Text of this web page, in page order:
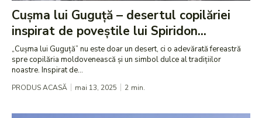
Cușma lui Guguță – desertul copilăriei
inspirat de poveștile lui Spiridon...
„Cușma lui Guguță” nu este doar un desert, ci o adevărată fereastră
spre copilăria moldovenească și un simbol dulce al tradițiilor
noastre. Inspirat de...
PRODUS ACASĂ mai 13, 2025 2 min.